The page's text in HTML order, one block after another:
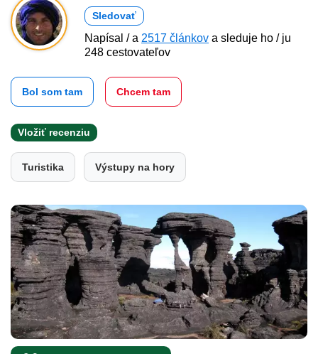
Sledovať
Napísal / a 2517 článkov a sleduje ho / ju
248 cestovateľov
Bol som tam Chcem tam
Vložiť recenziu
Turistika Výstupy na hory